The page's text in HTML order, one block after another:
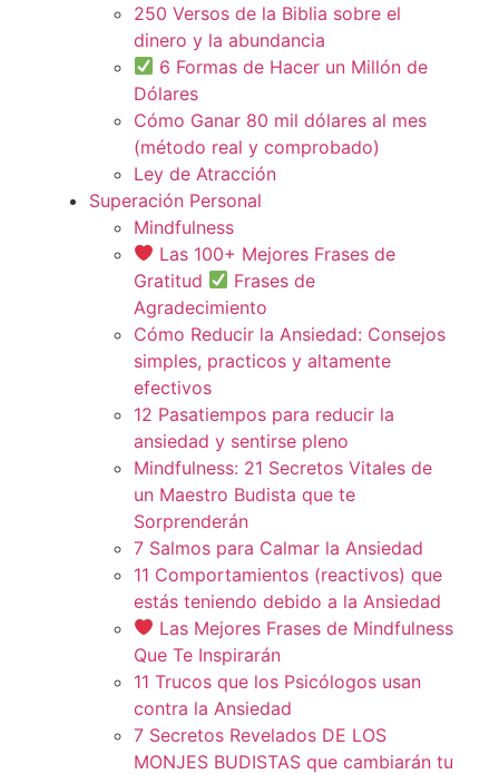
250 Versos de la Biblia sobre el
dinero y la abundancia
6 Formas de Hacer un Millón de
Dólares
Cómo Ganar 80 mil dólares al mes
(método real y comprobado)
Ley de Atracción
Superación Personal
Mindfulness
Las 100+ Mejores Frases de
Gratitud
Frases de
Agradecimiento
Cómo Reducir la Ansiedad: Consejos
simples, practicos y altamente
efectivos
12 Pasatiempos para reducir la
ansiedad y sentirse pleno
Mindfulness: 21 Secretos Vitales de
un Maestro Budista que te
Sorprenderán
7 Salmos para Calmar la Ansiedad
11 Comportamientos (reactivos) que
estás teniendo debido a la Ansiedad
Las Mejores Frases de Mindfulness
Que Te Inspirarán
11 Trucos que los Psicólogos usan
contra la Ansiedad
7 Secretos Revelados DE LOS
MONJES BUDISTAS que cambiarán tu